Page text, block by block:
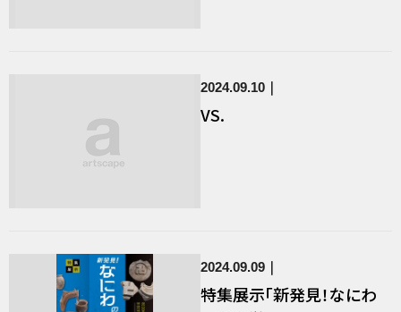
2024.09.10
VS.
2024.09.09
特集展示「新発見！なにわ